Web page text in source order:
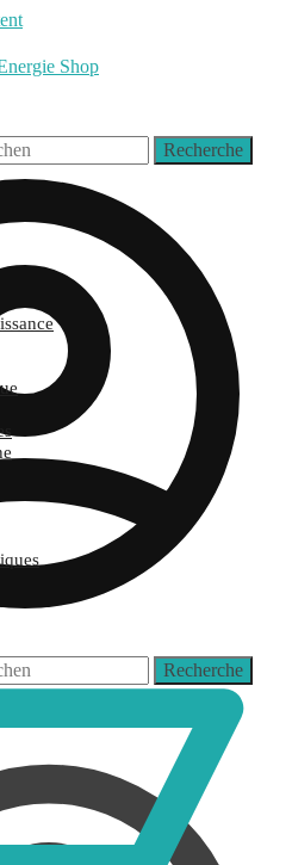
Recherche
Recherche